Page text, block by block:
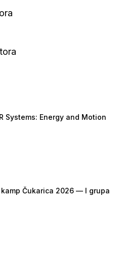
Systems: Energy and Motion
Čukarica 2026 — I grupa